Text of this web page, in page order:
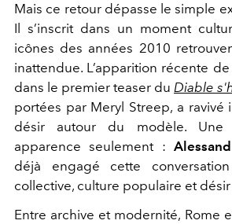
Mais ce retour dépasse le simple
Il s’inscrit dans un moment
icônes des années 2010
inattendue. L’apparition récente de
dans le premier teaser du Diable
portées par Meryl Streep, a ravivé
désir autour du modèle. Une
apparence seulement :
déjà engagé cette
collective, culture populaire et
Entre archive et modernité, Rome